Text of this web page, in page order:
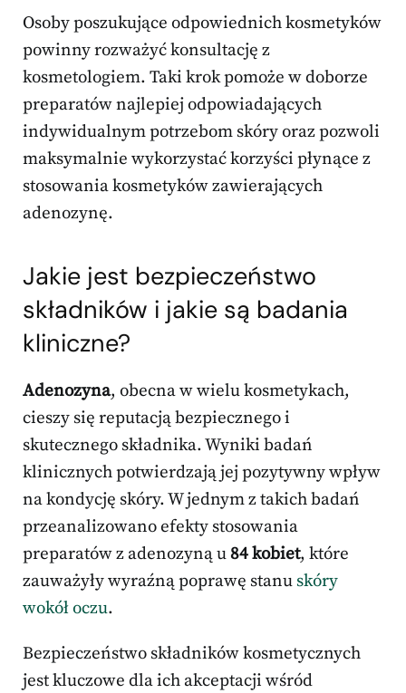
Osoby poszukujące odpowiednich kosmetyków
powinny rozważyć konsultację z
kosmetologiem. Taki krok pomoże w doborze
preparatów najlepiej odpowiadających
indywidualnym potrzebom skóry oraz pozwoli
maksymalnie wykorzystać korzyści płynące z
stosowania kosmetyków zawierających
adenozynę.
Jakie jest bezpieczeństwo
składników i jakie są badania
kliniczne?
Adenozyna, obecna w wielu kosmetykach,
cieszy się reputacją bezpiecznego i
skutecznego składnika. Wyniki badań
klinicznych potwierdzają jej pozytywny wpływ
na kondycję skóry. W jednym z takich badań
przeanalizowano efekty stosowania
preparatów z adenozyną u84 kobiet, które
zauważyły wyraźną poprawę stanu skóry
wokół oczu.
Bezpieczeństwo składników kosmetycznych
jest kluczowe dla ich akceptacji wśród